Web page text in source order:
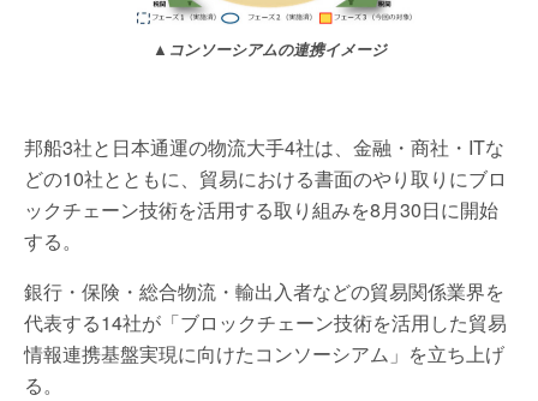
▲コンソーシアムの連携イメージ
邦船3社と日本通運の物流大手4社は、金融・商社・ITな
どの10社とともに、貿易における書面のやり取りにブロ
ックチェーン技術を活用する取り組みを8月30日に開始
する。
銀行・保険・総合物流・輸出入者などの貿易関係業界を
代表する14社が「ブロックチェーン技術を活用した貿易
情報連携基盤実現に向けたコンソーシアム」を立ち上げ
る。